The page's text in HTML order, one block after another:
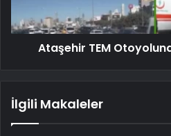
Ataşehir TEM
İlgili Makaleler